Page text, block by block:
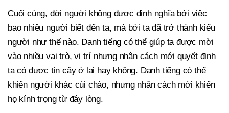
Cuối cùng, đời người không được định nghĩa bởi việc
bao nhiêu người biết đến ta, mà bởi ta đã trở thành kiểu
người như thế nào. Danh tiếng có thể giúp ta được mời
vào nhiều vai trò, vị trí nhưng nhân cách mới quyết định
ta có được tin cậy ở lại hay không. Danh tiếng có thể
khiến người khác cúi chào, nhưng nhân cách mới khiến
họ kính trọng từ đáy lòng.